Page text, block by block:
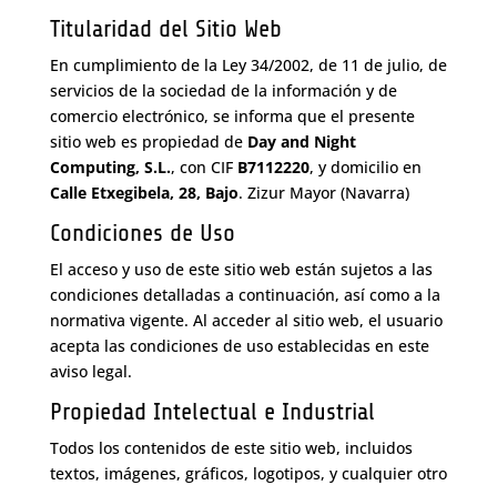
Titularidad del Sitio Web
En cumplimiento de la Ley 34/2002, de 11 de julio, de
servicios de la sociedad de la información y de
comercio electrónico, se informa que el presente
sitio web es propiedad de Day and Night
Computing, S.L., con CIF B7112220, y domicilio en
Calle Etxegibela, 28, Bajo. Zizur Mayor (Navarra)
Condiciones de Uso
El acceso y uso de este sitio web están sujetos a las
condiciones detalladas a continuación, así como a la
normativa vigente. Al acceder al sitio web, el usuario
acepta las condiciones de uso establecidas en este
aviso legal.
Propiedad Intelectual e Industrial
Todos los contenidos de este sitio web, incluidos
textos, imágenes, gráficos, logotipos, y cualquier otro